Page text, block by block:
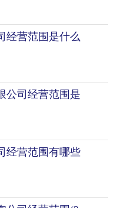
经营范围是什么
公司经营范围是
经营范围有哪些